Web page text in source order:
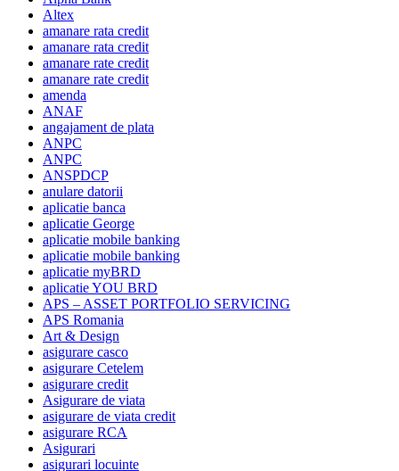
Altex
amanare rata credit
amanare rata credit
amanare rate credit
amanare rate credit
amenda
ANAF
angajament de plata
ANPC
ANPC
ANSPDCP
anulare datorii
aplicatie banca
aplicatie George
aplicatie mobile banking
aplicatie mobile banking
aplicatie myBRD
aplicatie YOU BRD
APS – ASSET PORTFOLIO SERVICING
APS Romania
Art & Design
asigurare casco
asigurare Cetelem
asigurare credit
Asigurare de viata
asigurare de viata credit
asigurare RCA
Asigurari
asigurari locuinte